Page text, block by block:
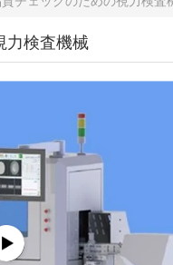
力検査機械